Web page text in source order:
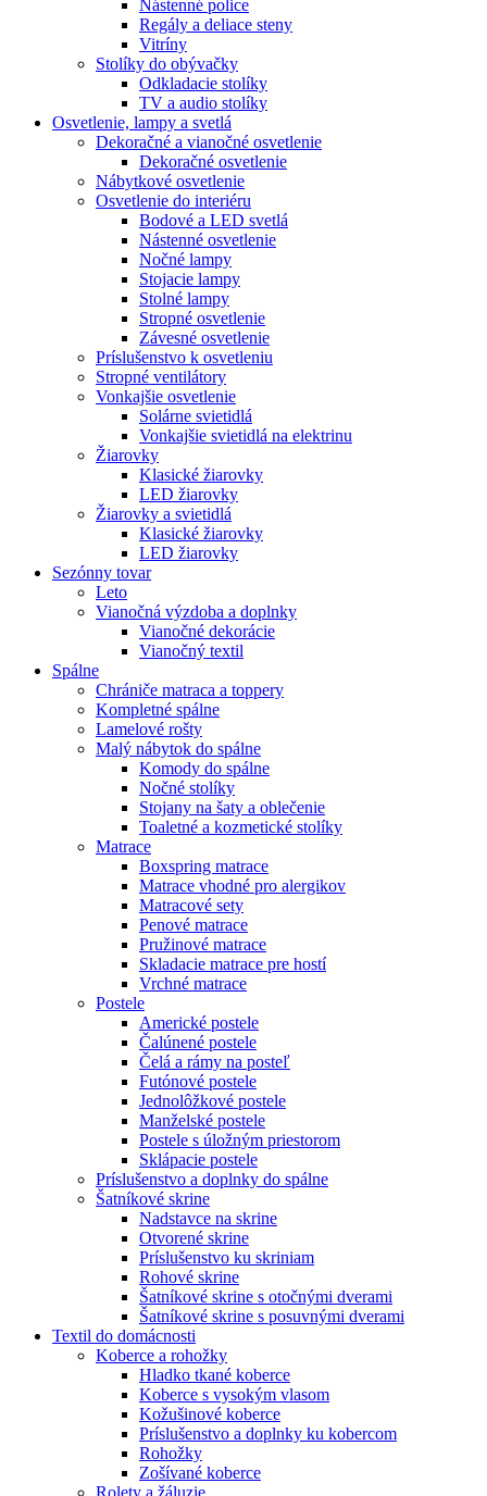
Nástenné police
Regály a deliace steny
Vitríny
Stolíky do obývačky
Odkladacie stolíky
TV a audio stolíky
Osvetlenie, lampy a svetlá
Dekoračné a vianočné osvetlenie
Dekoračné osvetlenie
Nábytkové osvetlenie
Osvetlenie do interiéru
Bodové a LED svetlá
Nástenné osvetlenie
Nočné lampy
Stojacie lampy
Stolné lampy
Stropné osvetlenie
Závesné osvetlenie
Príslušenstvo k osvetleniu
Stropné ventilátory
Vonkajšie osvetlenie
Solárne svietidlá
Vonkajšie svietidlá na elektrinu
Žiarovky
Klasické žiarovky
LED žiarovky
Žiarovky a svietidlá
Klasické žiarovky
LED žiarovky
Sezónny tovar
Leto
Vianočná výzdoba a doplnky
Vianočné dekorácie
Vianočný textil
Spálne
Chrániče matraca a toppery
Kompletné spálne
Lamelové rošty
Malý nábytok do spálne
Komody do spálne
Nočné stolíky
Stojany na šaty a oblečenie
Toaletné a kozmetické stolíky
Matrace
Boxspring matrace
Matrace vhodné pro alergikov
Matracové sety
Penové matrace
Pružinové matrace
Skladacie matrace pre hostí
Vrchné matrace
Postele
Americké postele
Čalúnené postele
Čelá a rámy na posteľ
Futónové postele
Jednolôžkové postele
Manželské postele
Postele s úložným priestorom
Sklápacie postele
Príslušenstvo a doplnky do spálne
Šatníkové skrine
Nadstavce na skrine
Otvorené skrine
Príslušenstvo ku skriniam
Rohové skrine
Šatníkové skrine s otočnými dverami
Šatníkové skrine s posuvnými dverami
Textil do domácnosti
Koberce a rohožky
Hladko tkané koberce
Koberce s vysokým vlasom
Kožušinové koberce
Príslušenstvo a doplnky ku kobercom
Rohožky
Zošívané koberce
Rolety a žáluzie